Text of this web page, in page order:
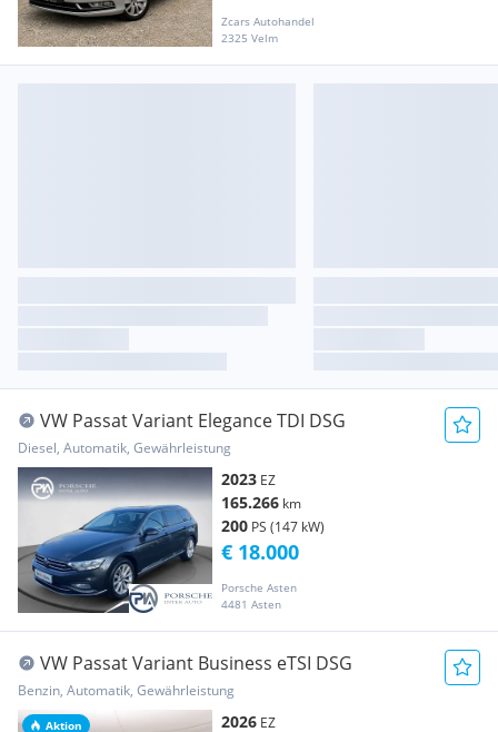
Zcars Autohandel
2325 Velm
VW Passat Variant Elegance TDI DSG
Diesel, Automatik, Gewährleistung
2023 EZ
165.266 km
200 PS (147 kW)
Porsche Asten
4481 Asten
€ 18.000
Aktion
VW Passat Variant Business eTSI DSG
Benzin, Automatik, Gewährleistung
2026 EZ